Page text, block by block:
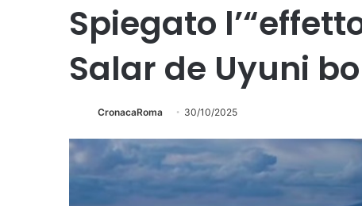
Spiegato
Salar de Uyuni
CronacaRoma 30/10/2025